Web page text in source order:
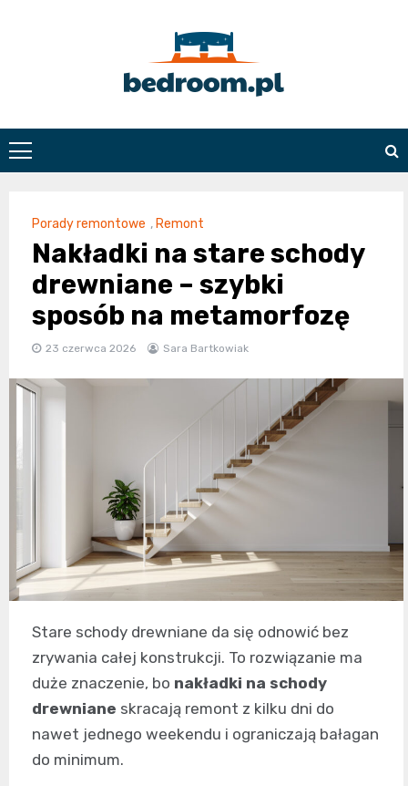
Bedroom.pl
Porady remontowe , Remont
Nakładki na stare schody
drewniane – szybki
sposób na metamorfozę
23 czerwca 2026 Sara Bartkowiak
Stare schody drewniane da się odnowić bez
zrywania całej konstrukcji. To rozwiązanie ma
duże znaczenie, bo nakładki na schody
drewniane skracają remont z kilku dni do
nawet jednego weekendu i ograniczają bałagan
do minimum.